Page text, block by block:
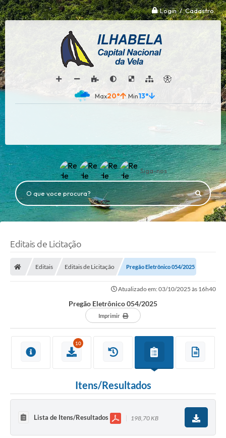
Login / Cadastro
20° 13°
Siga-nos
O que voce procura?
Editais de Licitação
Editais Editais de Licitação Pregão Eletrônico 054/2025
Atualizado em: 03/10/2025 às 16h40
Pregão Eletrônico 054/2025
Imprimir
10
Itens/Resultados
Lista de Itens/Resultados 198,70 KB